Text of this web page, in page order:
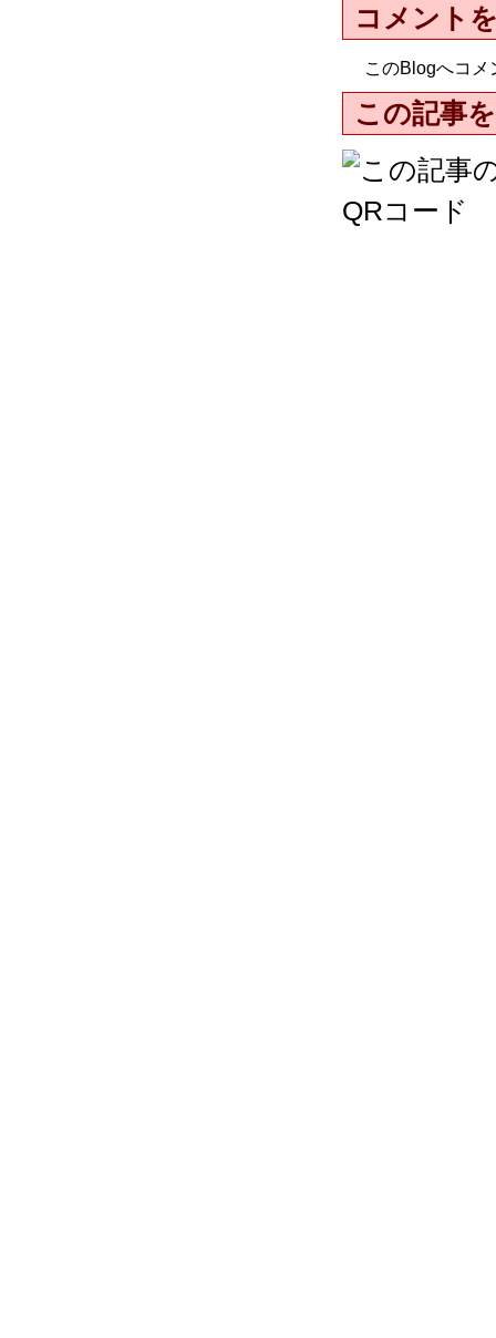
コメント
このBlogへコ
この記事